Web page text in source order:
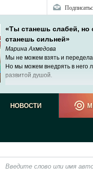
«Ты станешь слабей, но
станешь сильней»
Марина Ахмедова
Мы не можем взять и
Но мы можем внедрять в него
развитой душой.
НОВОСТИ